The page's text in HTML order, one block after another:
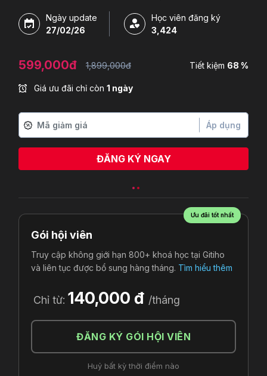
Ngày update
27/02/26
Học viên đăng ký
3,424
599,000đ 1,899,000đ Tiết kiệm 68 %
Giá ưu đãi chỉ còn 1 ngày
Áp dụng
ĐĂNG KÝ NGAY
Ưu đãi tốt nhất
Gói hội viên
Truy cập không giới hạn 800+ khoá học tại Gitiho
và liên tục được bổ sung hàng tháng. Tìm hiểu thêm
Chỉ từ: 140,000 đ /tháng
ĐĂNG KÝ GÓI HỘI VIÊN
Huỷ bất kỳ thời điểm nào